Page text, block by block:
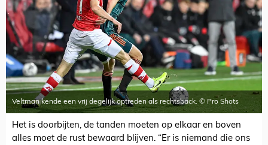
Veltman kende een vrij degelijk optreden als rechtsback. © Pro Shots
Het is doorbijten, de tanden moeten op elkaar en boven
alles moet de rust bewaard blijven. “Er is niemand die ons